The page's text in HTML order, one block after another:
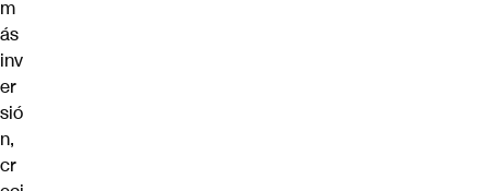
m
ás
inv
er
sió
n,
cr